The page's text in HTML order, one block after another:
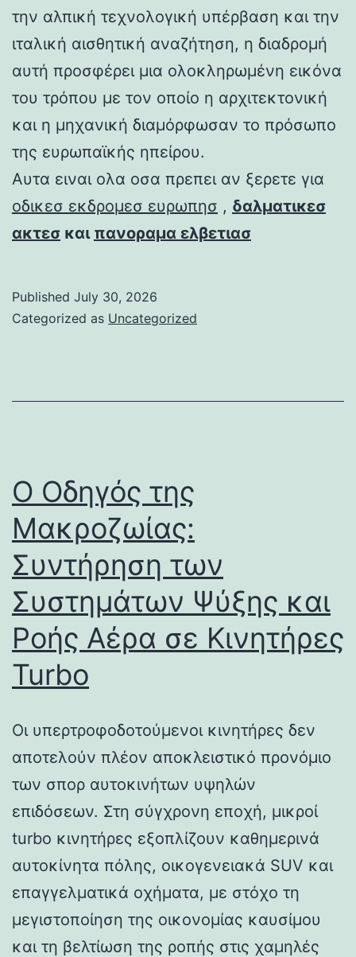
την αλπική τεχνολογική υπέρβαση και την
ιταλική αισθητική αναζήτηση, η διαδρομή
αυτή προσφέρει μια ολοκληρωμένη εικόνα
του τρόπου με τον οποίο η αρχιτεκτονική
και η μηχανική διαμόρφωσαν το πρόσωπο
της ευρωπαϊκής ηπείρου.
Αυτα ειναι ολα οσα πρεπει αν ξερετε για
οδικεσ εκδρομεσ ευρωπησ , δαλματικεσ
ακτεσ και πανοραμα ελβετιασ
Published July 30, 2026
Categorized as Uncategorized
Ο Οδηγός της
Μακροζωίας:
Συντήρηση των
Συστημάτων Ψύξης και
Ροής Αέρα σε Κινητήρες
Turbo
Οι υπερτροφοδοτούμενοι κινητήρες δεν
αποτελούν πλέον αποκλειστικό προνόμιο
των σπορ αυτοκινήτων υψηλών
επιδόσεων. Στη σύγχρονη εποχή, μικροί
turbo κινητήρες εξοπλίζουν καθημερινά
αυτοκίνητα πόλης, οικογενειακά SUV και
επαγγελματικά οχήματα, με στόχο τη
μεγιστοποίηση της οικονομίας καυσίμου
και τη βελτίωση της ροπής στις χαμηλές